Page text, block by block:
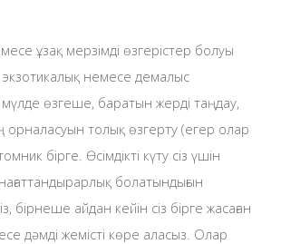
ұзақ мерзімді өзгерістер болуы
немесе демалыс
мүлде өзгеше, баратын жерді таңдау,
орналасуын толық өзгерту (егер олар
бірге. Өсімдікті күту сіз үшін
болатындығын
бірнеше айдан кейін сіз бірге жасаған
дәмді жемісті көре аласыз. Олар